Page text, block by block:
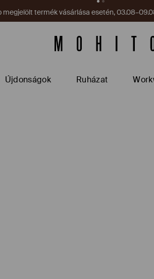
esetén. Legalább 14 995 HUF értékű
Újdonságok Ruházat